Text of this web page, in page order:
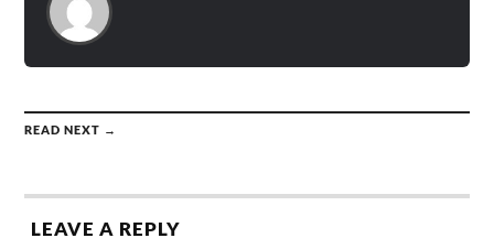
READ NEXT →
LEAVE A REPLY